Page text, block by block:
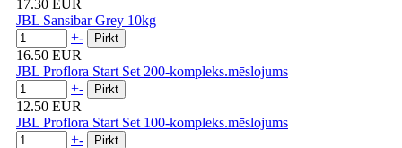
17.30 EUR
JBL Sansibar Grey 10kg
+-
16.50 EUR
JBL Proflora Start Set 200-kompleks.mēslojums
+-
12.50 EUR
JBL Proflora Start Set 100-kompleks.mēslojums
+-